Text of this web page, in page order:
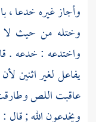
وأجاز غيره خدعا ،
وختله من حيث لا
واختدعه : خدعه .
يفاعل لغير اثنين
عاقبت اللص
ويخدعون الله ;